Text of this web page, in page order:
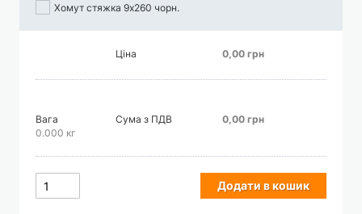
Хомут стяжка 9х260 чорн.
Ціна 0,00 грн
Вага
0.000 кг
Сума з ПДВ 0,00 грн
Додати в кошик